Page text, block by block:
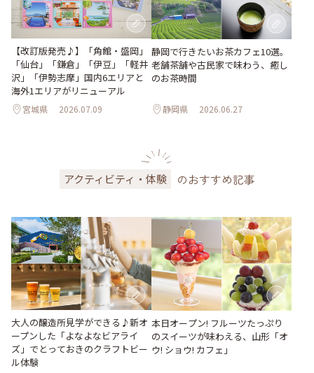
【改訂版発売♪】「角館・盛岡」
「仙台」「鎌倉」「伊豆」「軽井
沢」「伊勢志摩」国内6エリアと
海外1エリアがリニューアル
宮城県 2026.07.09
静岡で行きたいお茶カフェ10選。
老舗茶舗や古民家で味わう、癒し
のお茶時間
静岡県 2026.06.27
アクティビティ・体験 のおすすめ記事
大人の醸造所見学ができる♪新オ
ープンした「よなよなビアライ
ズ」でとっておきのクラフトビー
ル体験
本日オープン! フルーツたっぷり
のスイーツが味わえる、山形「オ
ウ! ショウ! カフェ」